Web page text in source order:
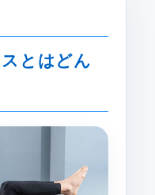
とはどん